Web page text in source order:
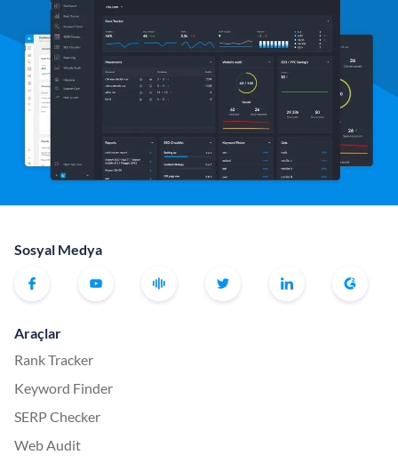
Sosyal Medya
Araçlar
Rank Tracker
Keyword Finder
SERP Checker
Web Audit